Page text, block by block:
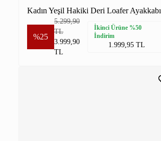
Kadın Yeşil Hakiki Deri Loafer Ayakkabı
%25
5.299,90
TL
3.999,90
TL
İkinci Ürüne %50
İndirim
1.999,95 TL